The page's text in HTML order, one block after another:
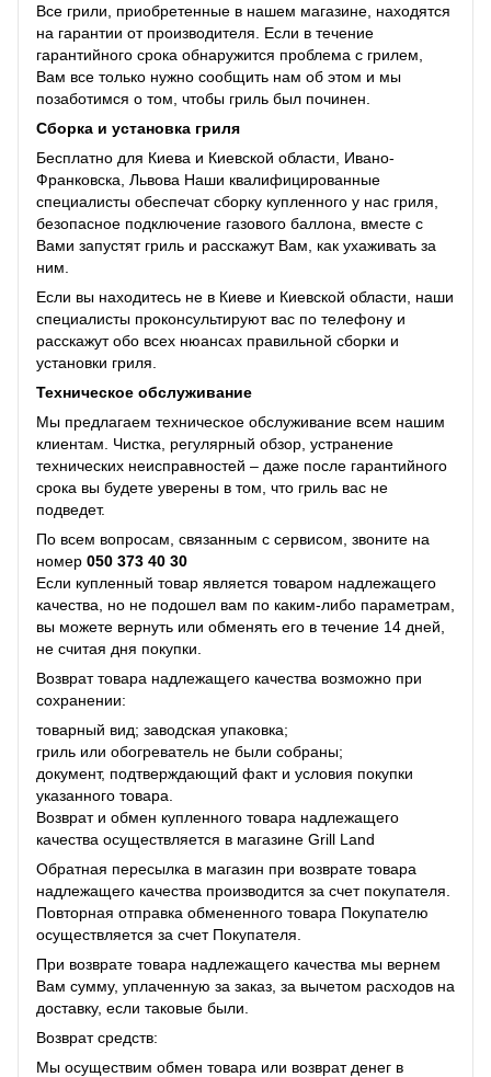
Все грили, приобретенные в нашем магазине, находятся
на гарантии от производителя. Если в течение
гарантийного срока обнаружится проблема с грилем,
Вам все только нужно сообщить нам об этом и мы
позаботимся о том, чтобы гриль был починен.
Сборка и установка гриля
Бесплатно для Киева и Киевской области, Ивано-
Франковска, Львова Наши квалифицированные
специалисты обеспечат сборку купленного у нас гриля,
безопасное подключение газового баллона, вместе с
Вами запустят гриль и расскажут Вам, как ухаживать за
ним.
Если вы находитесь не в Киеве и Киевской области, наши
специалисты проконсультируют вас по телефону и
расскажут обо всех нюансах правильной сборки и
установки гриля.
Техническое обслуживание
Мы предлагаем техническое обслуживание всем нашим
клиентам. Чистка, регулярный обзор, устранение
технических неисправностей – даже после гарантийного
срока вы будете уверены в том, что гриль вас не
подведет.
По всем вопросам, связанным с сервисом, звоните на
номер 050 373 40 30
Если купленный товар является товаром надлежащего
качества, но не подошел вам по каким-либо параметрам,
вы можете вернуть или обменять его в течение 14 дней,
не считая дня покупки.
Возврат товара надлежащего качества возможно при
сохранении:
товарный вид; заводская упаковка;
гриль или обогреватель не были собраны;
документ, подтверждающий факт и условия покупки
указанного товара.
Возврат и обмен купленного товара надлежащего
качества осуществляется в магазине Grill Land
Обратная пересылка в магазин при возврате товара
надлежащего качества производится за счет покупателя.
Повторная отправка обмененного товара Покупателю
осуществляется за счет Покупателя.
При возврате товара надлежащего качества мы вернем
Вам сумму, уплаченную за заказ, за ​​вычетом расходов на
доставку, если таковые были.
Возврат средств:
Мы осуществим обмен товара или возврат денег в